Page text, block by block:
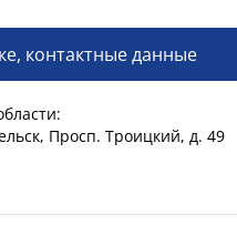
контактные данные
Просп. Троицкий, д. 49